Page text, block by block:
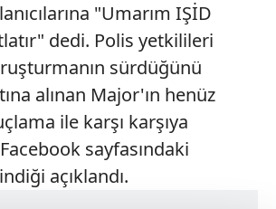
"Umarım IŞİD
dedi. Polis yetkilileri
sürdüğünü
alınan Major'ın henüz
ile karşı karşıya
sayfasındaki
açıklandı.